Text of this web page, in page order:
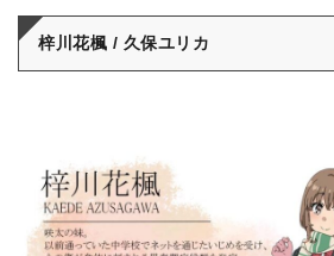
梓川花楓 / 久保ユリカ